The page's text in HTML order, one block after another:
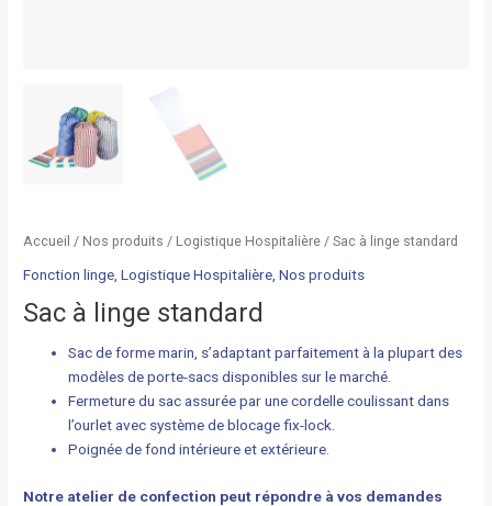
Accueil / Nos produits / Logistique Hospitalière / Sac à linge standard
Fonction linge ,Logistique Hospitalière ,Nos produits
Sac à linge standard
Sac de forme marin, s’adaptant parfaitement à la plupart des
modèles de porte-sacs disponibles sur le marché.
Fermeture du sac assurée par une cordelle coulissant dans
l’ourlet avec système de blocage fix-lock.
Poignée de fond intérieure et extérieure.
Notre atelier de confection peut répondre à vos demandes